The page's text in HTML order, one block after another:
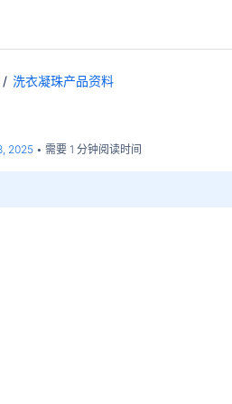
洗衣凝珠产品资料
2025 需要 1 分钟阅读时间